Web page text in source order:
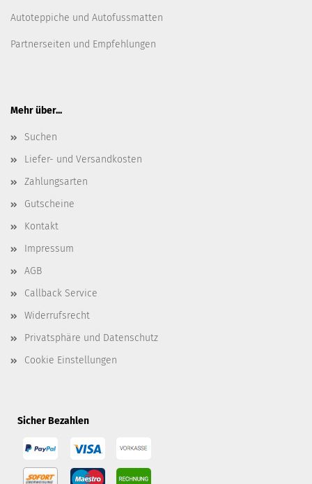
Autoteppiche und Autofussmatten
Partnerseiten und Empfehlungen
Mehr über...
Suchen
Liefer- und Versandkosten
Zahlungsarten
Gutscheine
Kontakt
Impressum
AGB
Callback Service
Widerrufsrecht
Privatsphäre und Datenschutz
Cookie Einstellungen
Sicher Bezahlen